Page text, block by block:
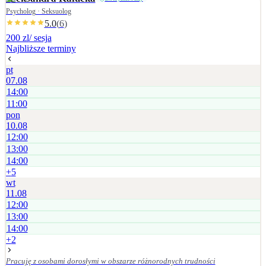
Psycholog · Seksuolog
5.0(6)
200 zl/ sesja
Najbliższe terminy
pt
07.08
14:00
11:00
pon
10.08
12:00
13:00
14:00
+5
wt
11.08
12:00
13:00
14:00
+2
Pracuję z osobami dorosłymi w obszarze różnorodnych trudności